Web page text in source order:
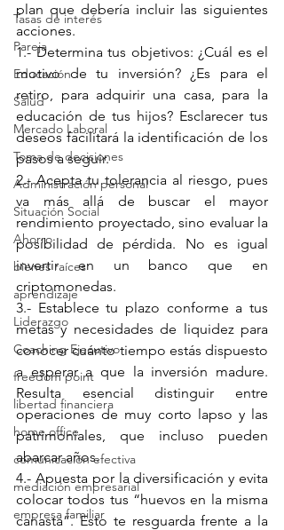
Tasas de interés
Pareja
Educación
Salud
Mercado Laboral
Toma de decisiones
Administración personal
Situación Social
Ahorro
bienes raíces
aprendizaje
Liderazgo
Coaching Ejecutivo
freedom point
libertad financiera
home office
comunicación efectiva
mediación empresarial
empresa familiar
plan que debería incluir las siguientes
acciones.
1.- Determina tus objetivos: ¿Cuál es el
motivo de tu inversión? ¿Es para el
retiro, para adquirir una casa, para la
educación de tus hijos? Esclarecer tus
deseos facilitará la identificación de los
pasos a seguir.
2.- Acepta tu tolerancia al riesgo, pues
va más allá de buscar el mayor
rendimiento proyectado, sino evaluar la
posibilidad de pérdida. No es igual
invertir en un banco que en
criptomonedas.
3.- Establece tu plazo conforme a tus
metas y necesidades de liquidez para
conocer cuánto tiempo estás dispuesto
a esperar a que la inversión madure.
Resulta esencial distinguir entre
operaciones de muy corto lapso y las
patrimoniales, que incluso pueden
abarcar años.
4.- Apuesta por la diversificación y evita
colocar todos tus “huevos en la misma
canasta”. Esto te resguarda frente a la